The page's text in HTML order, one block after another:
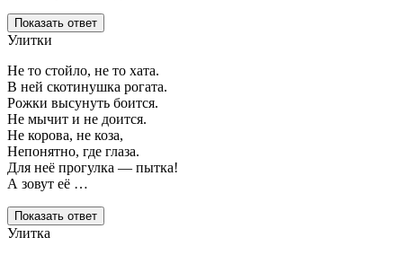
Показать ответ
Улитки
Не то стойло, не то хата.
В ней скотинушка рогата.
Рожки высунуть боится.
Не мычит и не доится.
Не корова, не коза,
Непонятно, где глаза.
Для неё прогулка — пытка!
А зовут её …
Показать ответ
Улитка